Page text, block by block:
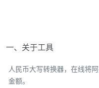
一、关于工具
人民币大写转换器，在线将
金额。